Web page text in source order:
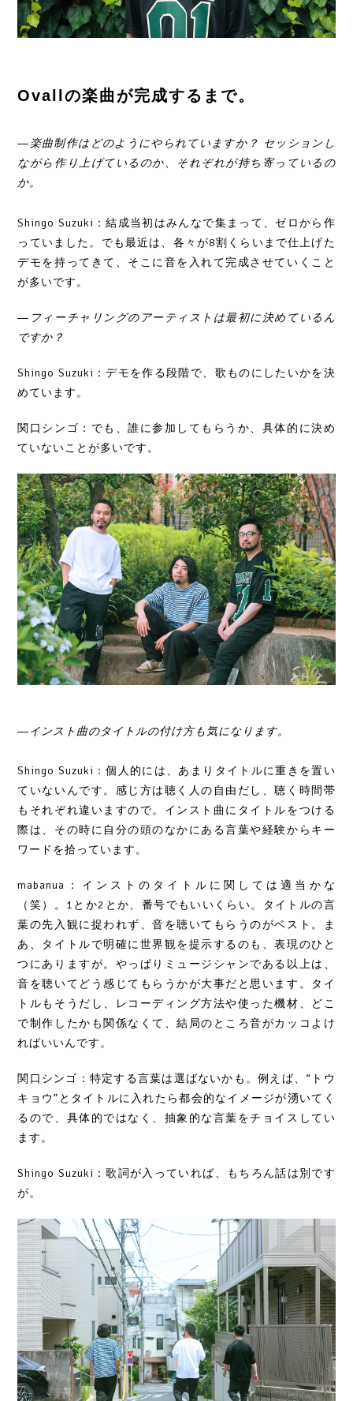
Ovallの楽曲が完成するまで。
―楽曲制作はどのようにやられていますか？ セッションし
ながら作り上げているのか、それぞれが持ち寄っているの
か。
Shingo Suzuki：結成当初はみんなで集まって、ゼロから作
っていました。でも最近は、各々が8割くらいまで仕上げた
デモを持ってきて、そこに音を入れて完成させていくこと
が多いです。
―フィーチャリングのアーティストは最初に決めているん
ですか？
Shingo Suzuki：デモを作る段階で、歌ものにしたいかを決
めています。
関口シンゴ：でも、誰に参加してもらうか、具体的に決め
ていないことが多いです。
―インスト曲のタイトルの付け方も気になります。
Shingo Suzuki：個人的には、あまりタイトルに重きを置い
ていないんです。感じ方は聴く人の自由だし、聴く時間帯
もそれぞれ違いますので。インスト曲にタイトルをつける
際は、その時に自分の頭のなかにある言葉や経験からキー
ワードを拾っています。
mabanua：インストのタイトルに関しては適当かな
（笑）。1とか2とか、番号でもいいくらい。タイトルの言
葉の先入観に捉われず、音を聴いてもらうのがベスト。ま
あ、タイトルで明確に世界観を提示するのも、表現のひと
つにありますが。やっぱりミュージシャンである以上は、
音を聴いてどう感じてもらうかが大事だと思います。タイ
トルもそうだし、レコーディング方法や使った機材、どこ
で制作したかも関係なくて、結局のところ音がカッコよけ
ればいいんです。
関口シンゴ：特定する言葉は選ばないかも。例えば、“トウ
キョウ”とタイトルに入れたら都会的なイメージが湧いてく
るので、具体的ではなく、抽象的な言葉をチョイスしてい
ます。
Shingo Suzuki：歌詞が入っていれば、もちろん話は別です
が。